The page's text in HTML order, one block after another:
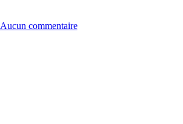
Aucun commentaire